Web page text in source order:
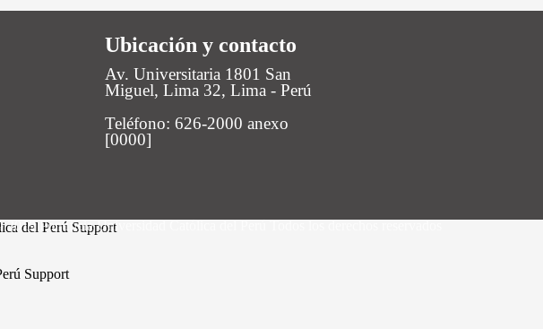
Ubicación y contacto
Av. Universitaria 1801 San
Miguel, Lima 32, Lima - Perú
Teléfono: 626-2000 anexo
[0000]
2019 Pontificia Universidad Católica del Perú Todos los derechos reservados
del Perú Support
Support